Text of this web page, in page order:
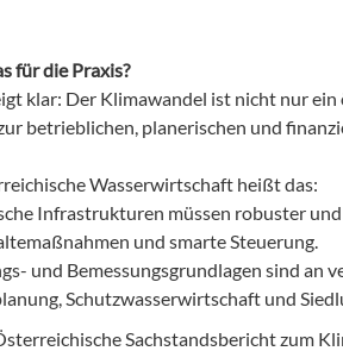
für die Praxis?
klar: Der Klimawandel ist nicht nur
betrieblichen, planerischen und
Wasserwirtschaft heißt das:
Infrastrukturen müssen robuster
und smarte Steuerung.
und Bemessungsgrundlagen sind an
Schutzwasserwirtschaft und
Sachstandsbericht zum